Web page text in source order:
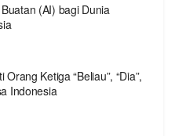
(AI) bagi Dunia
Ketiga “Beliau”, “Dia”,
Indonesia